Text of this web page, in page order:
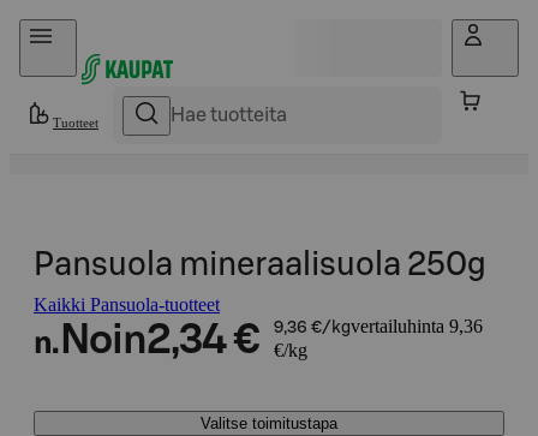
Hyppää sisältöön
Tuotteet
Pansuola mineraalisuola 250g
Kaikki Pansuola-tuotteet
n. Noin2,34 € 9,36 €/kgvertailuhinta 9,36
€/kg
Valitse toimitustapa